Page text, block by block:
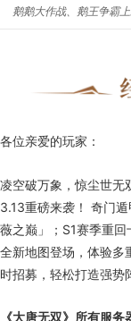
鹅鹅大作战、鹅王争霸
各位亲爱的玩家：
凌空破万象，惊尘世无
3.13重磅来袭！ 奇门
薇之巅」；S1赛季重
全新地图登场，体验多
时招募，轻松打造强势
《大唐无双》所有服